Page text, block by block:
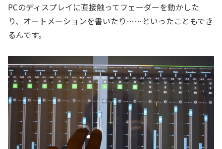
PCのディスプレイに直接触ってフェーダーを動かした
り、オートメーションを書いたり……といったこともでき
るんです。